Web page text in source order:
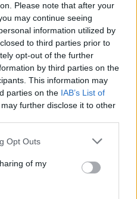
Please note that after your
may continue seeing
information utilized by
to third parties prior to
opt-out of the further
by third parties on the
This information may
parties on the IAB’s List of
further disclose it to other
Opt Outs
of my
érkezik a
kiállítás